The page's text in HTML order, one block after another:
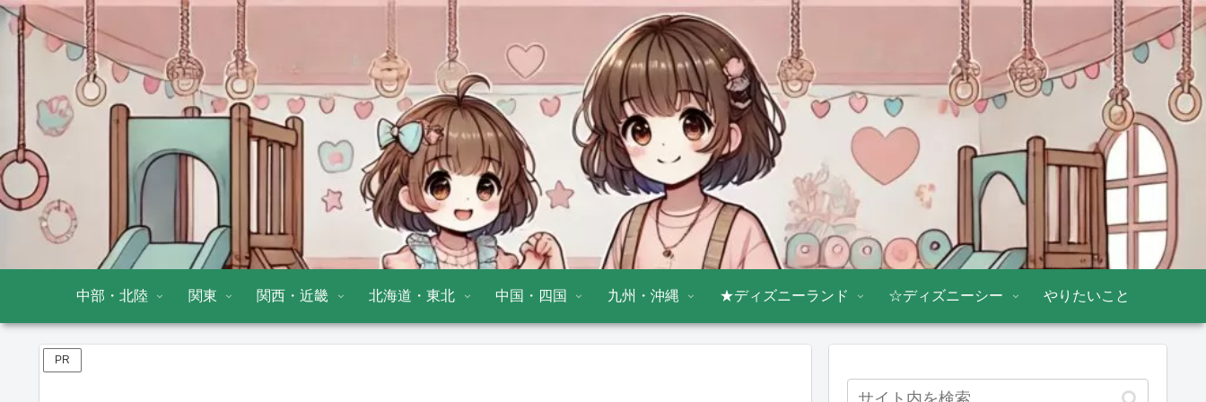
中部・北陸 関東 関西・近畿 北海道・東北 中国・四国 九州・沖縄 ★ディズニーランド ☆ディズニーシー やりたいこと
PR